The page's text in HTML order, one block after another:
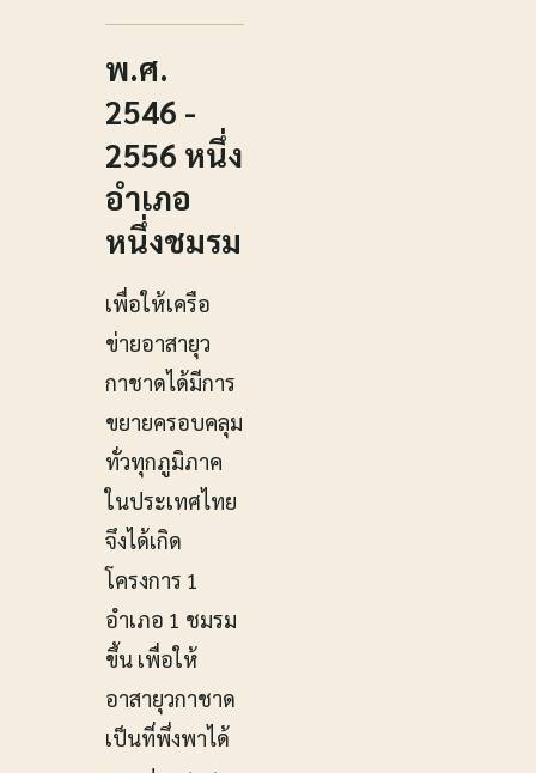
พ.ศ.
2546 -
2556 หนึ่ง
อำเภอ
หนึ่งชมรม
เพื่อให้เครือ
ข่ายอาสายุว
กาชาดได้มีการ
ขยายครอบคลุม
ทั่วทุกภูมิภาค
ในประเทศไทย
จึงได้เกิด
โครงการ 1
อำเภอ 1 ชมรม
ขึ้น เพื่อให้
อาสายุวกาชาด
เป็นที่พึ่งพาได้